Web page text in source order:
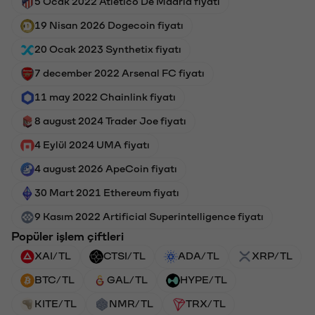
19 Nisan 2026 Dogecoin fiyatı
20 Ocak 2023 Synthetix fiyatı
7 december 2022 Arsenal FC fiyatı
11 may 2022 Chainlink fiyatı
8 august 2024 Trader Joe fiyatı
4 Eylül 2024 UMA fiyatı
4 august 2026 ApeCoin fiyatı
30 Mart 2021 Ethereum fiyatı
9 Kasım 2022 Artificial Superintelligence fiyatı
Popüler işlem çiftleri
XAI/TL CTSI/TL ADA/TL XRP/TL
BTC/TL GAL/TL HYPE/TL
KITE/TL NMR/TL TRX/TL